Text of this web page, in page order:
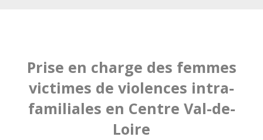
Prise en charge des femmes
victimes de violences intra-
familiales en Centre Val-de-
Loire